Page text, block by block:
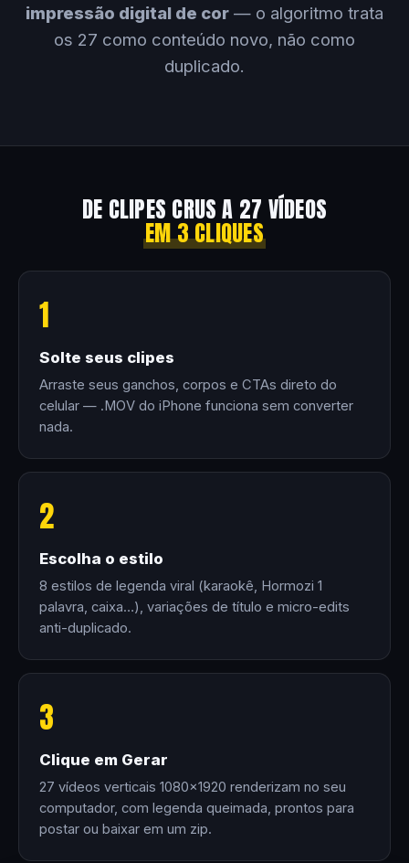
impressão digital de cor — o algoritmo trata
os 27 como conteúdo novo, não como
duplicado.
DE CLIPES CRUS A 27 VÍDEOS
EM 3 CLIQUES
1
Solte seus clipes
Arraste seus ganchos, corpos e CTAs direto do
celular — .MOV do iPhone funciona sem converter
nada.
2
Escolha o estilo
8 estilos de legenda viral (karaokê, Hormozi 1
palavra, caixa…), variações de título e micro-edits
anti-duplicado.
3
Clique em Gerar
27 vídeos verticais 1080×1920 renderizam no seu
computador, com legenda queimada, prontos para
postar ou baixar em um zip.